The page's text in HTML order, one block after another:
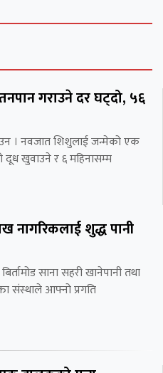
गराउने दर घट्दो, ५६
। नवजात शिशुलाई जन्मेको एक
दूध खुवाउने र ६ महिनासम्म
नागरिकलाई शुद्ध पानी
साना सहरी खानेपानी तथा
संस्थाले आफ्नो प्रगति